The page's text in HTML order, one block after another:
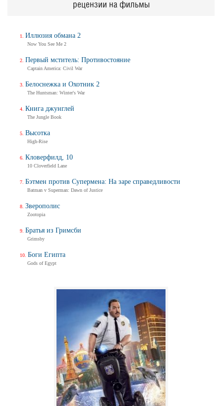
рецензии на фильмы
Иллюзия обмана 2
Now You See Me 2
Первый мститель: Противостояние
Captain America: Civil War
Белоснежка и Охотник 2
The Huntsman: Winter's War
Книга джунглей
The Jungle Book
Высотка
High-Rise
Кловерфилд, 10
10 Cloverfield Lane
Бэтмен против Супермена: На заре справедливости
Batman v Superman: Dawn of Justice
Зверополис
Zootopia
Братья из Гримсби
Grimsby
Боги Египта
Gods of Egypt